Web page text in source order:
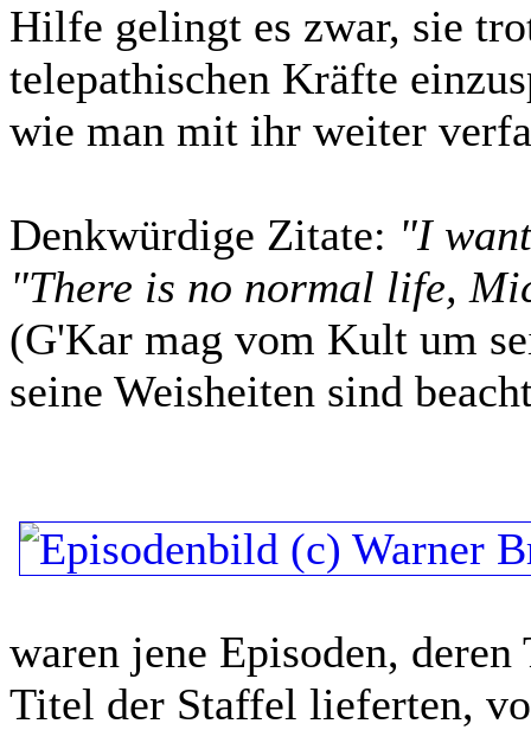
Hilfe gelingt es zwar, sie
telepathischen Kräfte
wie man mit ihr weiter
Denkwürdige Zitate: "I
"There is no normal life,
(G'Kar mag vom Kult um
seine Weisheiten sind
waren jene Episoden,
Titel der Staffel lieferten,